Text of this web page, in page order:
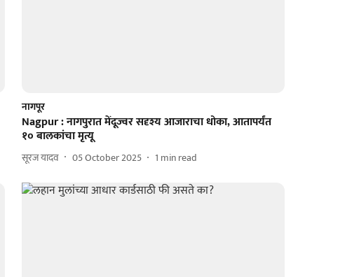
नागपूर
Nagpur : नागपुरात मेंदूज्वर सदृश्य आजाराचा धोका, आतापर्यंत
१० बालकांचा मृत्यू
सूरज यादव 05 October 2025 1 min read